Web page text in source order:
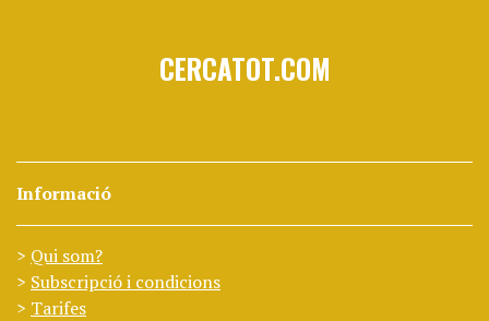
CERCATOT.COM
Informació
Qui som?
Subscripció i condicions
Tarifes